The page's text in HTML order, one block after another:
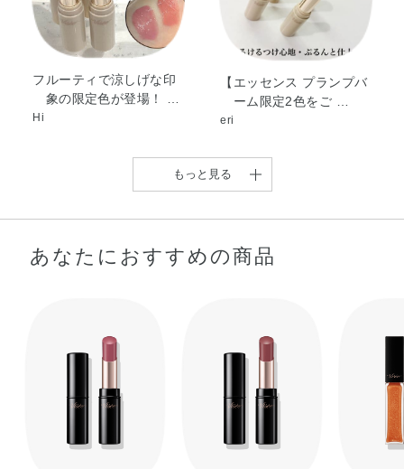
クチルドデカノール・カプリル酸グリセリル・ジイソステ
アリン酸ポリグリセリル－2・ジステアルジモニウムヘク
トライト・スクワラン・プロパンジオール・メントール・
メントキシプロパンジオール・合成ワックス・水・炭酸プ
ロピレン・香料・酸化チタン・酸化鉄・青1・赤202
フルーティで涼しげな印
象の限定色が登場！ …
Hi
【エッセンス プランプバ
ーム限定2色をご …
eri
【1本で3役✨口紅・グロ
ス・リップクリー …
【微熱でとろけるプラン
プリップ】 皆 …
もっと見る
あなたにおすすめの商品